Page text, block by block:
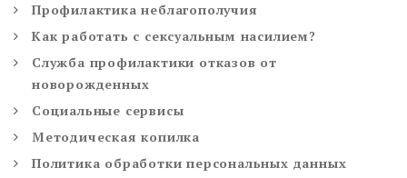
Профилактика неблагополучия
Как работать с сексуальным насилием?
Служба профилактики отказов от
новорожденных
Социальные сервисы
Методическая копилка
Политика обработки персональных данных